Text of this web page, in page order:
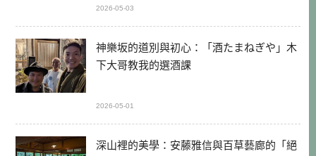
2026-05-03
神樂坂的道別與初心：「酒たまねぎや」木
下大哥教我的選酒課
2026-05-01
深山裡的美學：安藤雅信與百草藝廊的「絕